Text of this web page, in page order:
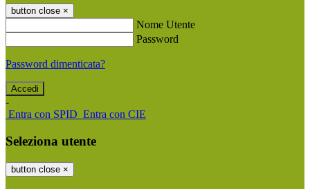
button close ×
Nome Utente
Password
Password dimenticata?
-
Entra con SPID Entra con CIE
Seleziona utente
button close ×